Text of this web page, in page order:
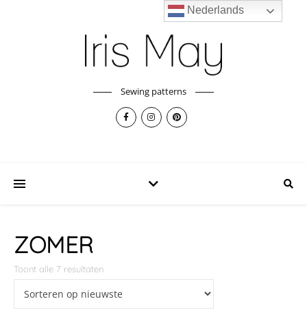
Sewing patterns
ZOMER
Toont alle 7 resultaten
Nederlands